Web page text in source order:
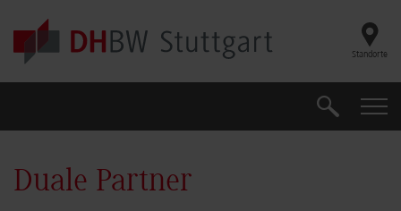
Skip to main content
Standorte
Suche
Duale Partner